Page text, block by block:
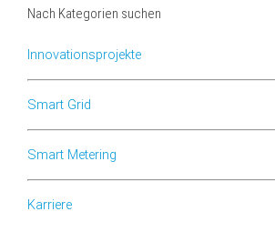
Nach Kategorien suchen
Innovationsprojekte
Smart Grid
Smart Metering
Karriere